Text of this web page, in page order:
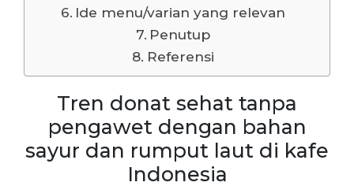
Ide menu/varian yang relevan
Penutup
Referensi
Tren donat sehat tanpa
pengawet dengan bahan
sayur dan rumput laut di kafe
Indonesia